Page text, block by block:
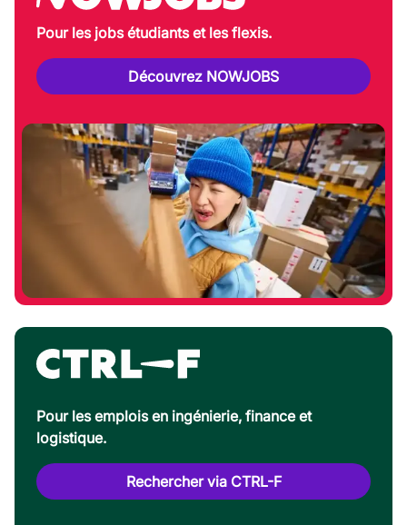
Pour les jobs étudiants et les flexis.
Découvrez NOWJOBS
Pour les emplois en ingénierie, finance et
logistique.
Rechercher via CTRL-F